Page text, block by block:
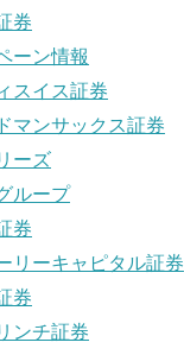
券
ーン情報
スイス証券
マンサックス証券
ーズ
ループ
券
リーキャピタル証券
券
ンチ証券